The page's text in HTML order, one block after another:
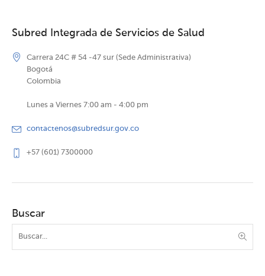
Subred Integrada de Servicios de Salud
Carrera 24C # 54 -47 sur (Sede Administrativa)
Bogotá
Colombia
Lunes a Viernes 7:00 am - 4:00 pm
contactenos@subredsur.gov.co
+57 (601) 7300000
Buscar